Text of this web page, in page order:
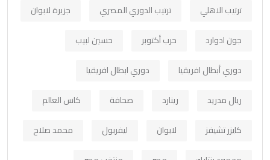
ترتيب الاهلي
ترتيب الدوري المصري
جزيرة لابوان
جون ادوارد
حرب أكتوبر
حسين لبيب
دوري أبطال افريقيا
دوري ابطال افريقيا
ريال مدريد
رينارد صحافة
كاس العالم
كايزر تشيفز
لابوان ليفربول
محمد صلاح